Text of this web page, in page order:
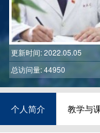
更新时间: 2022.05.05
总访问量: 44950
个人简介 教学与